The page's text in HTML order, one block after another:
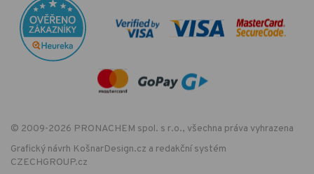
© 2009-2026 PRONACHEM spol. s r.o., všechna práva vyhrazena
Grafický návrh KošnarDesign.cz a redakční systém
CZECHGROUP.cz